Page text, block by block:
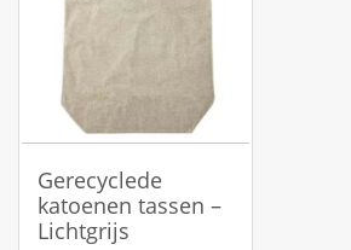
Gerecyclede
katoenen tassen –
Lichtgrijs